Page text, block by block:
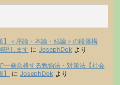
】＜序論・本論・結論＞の段落構
説します に JosephDok より
一発合格する勉強法・対策法【社会
に JosephDok より